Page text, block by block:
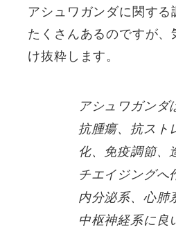
アシュワガンダに関する
たくさんあるのですが
け抜粋します。
アシュワガンダ
抗腫瘍、抗スト
化、免疫調節、
チエイジングへ
内分泌系、心肺
中枢神経系に良